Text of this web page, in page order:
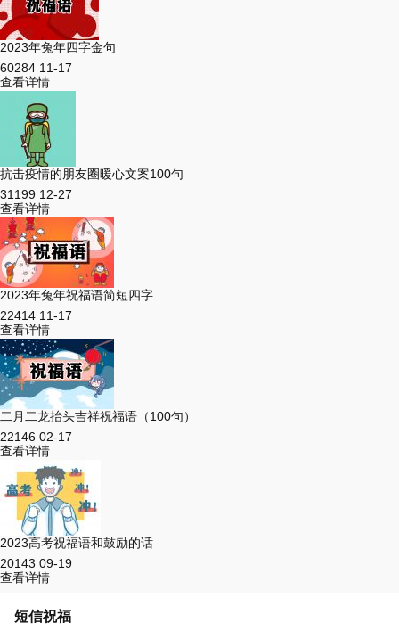
2023年兔年四字金句
60284 11-17
查看详情
抗击疫情的朋友圈暖心文案100句
31199 12-27
查看详情
2023年兔年祝福语简短四字
22414 11-17
查看详情
二月二龙抬头吉祥祝福语（100句）
22146 02-17
查看详情
2023高考祝福语和鼓励的话
20143 09-19
查看详情
短信祝福